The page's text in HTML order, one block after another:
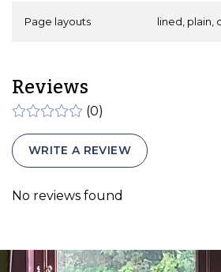
Page layouts lined, plain,
Reviews
(0)
WRITE A REVIEW
No reviews found